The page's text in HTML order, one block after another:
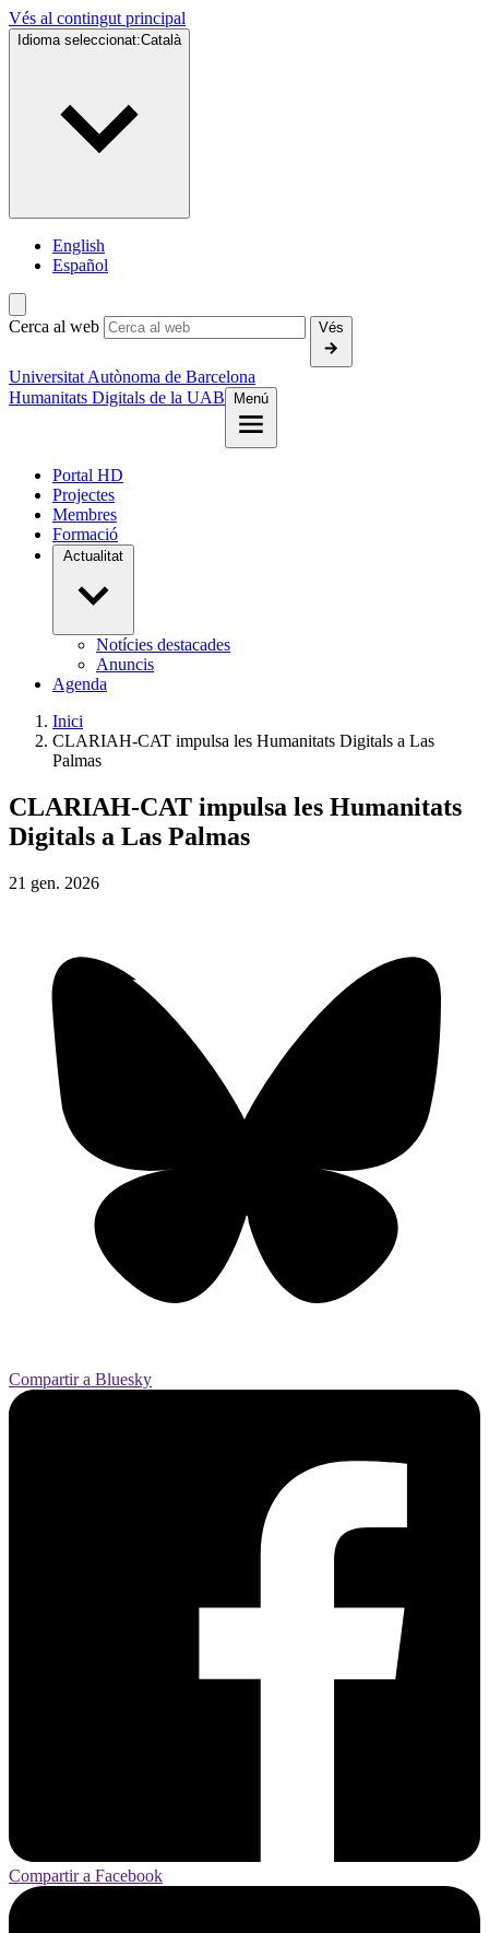
Vés al contingut principal
Idioma seleccionat:Català
English
Español
Cerca al web Vés
Universitat Autònoma de Barcelona
Humanitats Digitals de la UAB
Menú
Portal HD
Projectes
Membres
Formació
Actualitat
Notícies destacades
Anuncis
Agenda
Inici
CLARIAH-CAT impulsa les Humanitats Digitals a Las
Palmas
CLARIAH-CAT impulsa les Humanitats
Digitals a Las Palmas
21 gen. 2026
Compartir a Bluesky
Compartir a Facebook